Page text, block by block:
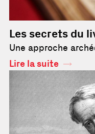
Les secrets du
Une approche